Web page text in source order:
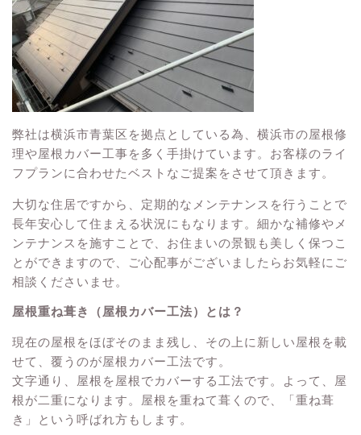
弊社は横浜市青葉区を拠点としている為、横浜市の屋根修
理や屋根カバー工事を多く手掛けています。お客様のライ
フプランに合わせたベストなご提案をさせて頂きます。
大切な住居ですから、定期的なメンテナンスを行うことで
長年安心して住まえる状況にもなります。細かな補修やメ
ンテナンスを施すことで、お住まいの景観も美しく保つこ
とができますので、ご心配事がございましたらお気軽にご
相談くださいませ。
屋根重ね葺き（屋根カバー工法）とは？
現在の屋根をほぼそのまま残し、その上に新しい屋根を載
せて、覆うのが屋根カバー工法です。
文字通り、屋根を屋根でカバーする工法です。よって、屋
根が二重になります。屋根を重ねて葺くので、「重ね葺
き」という呼ばれ方もします。